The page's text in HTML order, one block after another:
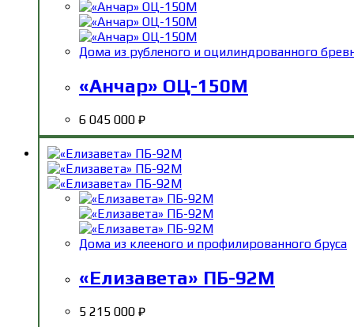
Дома из рубленого и оцилиндрованного
«Анчар» ОЦ-150М
6 045 000 ₽
Дома из клееного и профилированного бруса
«Елизавета» ПБ-92М
5 215 000 ₽